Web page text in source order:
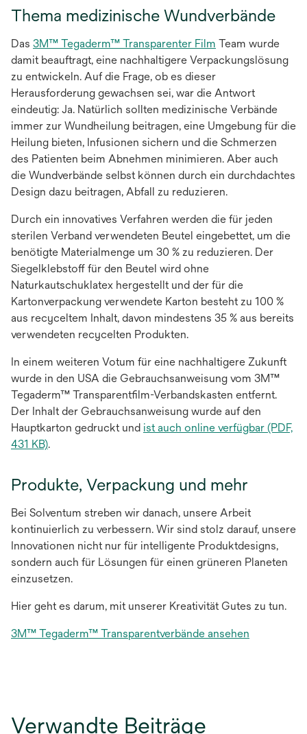
geöffnet
Thema medizinische Wundverbände
Das 3M™ Tegaderm™ Transparenter Film Team wurde
damit beauftragt, eine nachhaltigere Verpackungslösung
zu entwickeln. Auf die Frage, ob es dieser
Herausforderung gewachsen sei, war die Antwort
eindeutig: Ja. Natürlich sollten medizinische Verbände
immer zur Wundheilung beitragen, eine Umgebung für die
Heilung bieten, Infusionen sichern und die Schmerzen
des Patienten beim Abnehmen minimieren. Aber auch
die Wundverbände selbst können durch ein durchdachtes
Design dazu beitragen, Abfall zu reduzieren.
Durch ein innovatives Verfahren werden die für jeden
sterilen Verband verwendeten Beutel eingebettet, um die
benötigte Materialmenge um 30 % zu reduzieren. Der
Siegelklebstoff für den Beutel wird ohne
Naturkautschuklatex hergestellt und der für die
Kartonverpackung verwendete Karton besteht zu 100 %
aus recyceltem Inhalt, davon mindestens 35 % aus bereits
verwendeten recycelten Produkten.
In einem weiteren Votum für eine nachhaltigere Zukunft
wurde in den USA die Gebrauchsanweisung vom 3M™
Tegaderm™ Transparentfilm-Verbandskasten entfernt.
Der Inhalt der Gebrauchsanweisung wurde auf den
Hauptkarton gedruckt und ist auch online verfügbar (PDF,
431 KB)wird
einer
neuen
Registerkarte
geöffnet
.
Produkte, Verpackung und mehr
Bei Solventum streben wir danach, unsere Arbeit
kontinuierlich zu verbessern. Wir sind stolz darauf, unsere
Innovationen nicht nur für intelligente Produktdesigns,
sondern auch für Lösungen für einen grüneren Planeten
einzusetzen.
Hier geht es darum, mit unserer Kreativität Gutes zu tun.
3M™ Tegaderm™ Transparentverbände ansehen
Verwandte Beiträge